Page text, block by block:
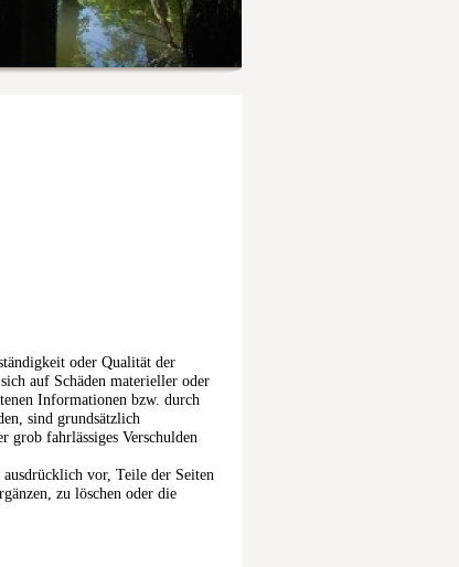
oder Qualität der
auf Schäden materieller oder
Informationen bzw. durch
sind grundsätzlich
grob fahrlässiges Verschulden
vor, Teile der Seiten
zu löschen oder die